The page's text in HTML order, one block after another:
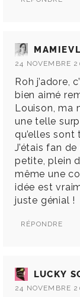
24 NOVEMBRE
Roh j’adore,
bien aimé
Louison, ma
une telle
qu’elles
J’étais fan
petite, plein
même une
idée est
juste génial !
RÉPONDRE
LUCKY
24 NOVEMBRE